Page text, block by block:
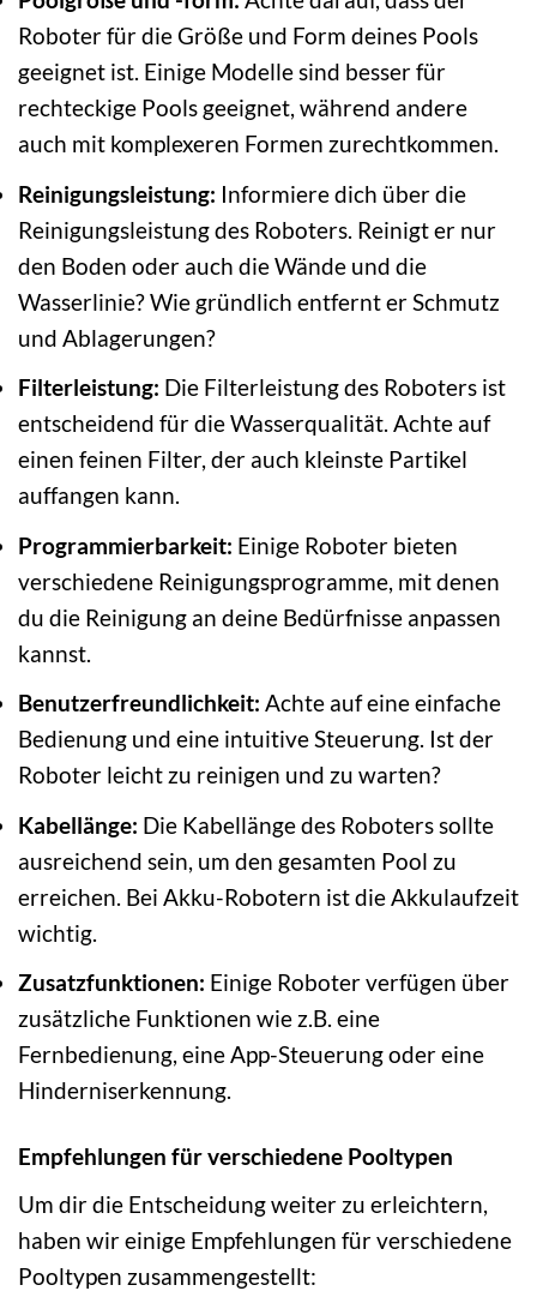
Roboter für die Größe und Form deines Pools
geeignet ist. Einige Modelle sind besser für
rechteckige Pools geeignet, während andere
auch mit komplexeren Formen zurechtkommen.
Reinigungsleistung: Informiere dich über die
Reinigungsleistung des Roboters. Reinigt er nur
den Boden oder auch die Wände und die
Wasserlinie? Wie gründlich entfernt er Schmutz
und Ablagerungen?
Filterleistung: Die Filterleistung des Roboters ist
entscheidend für die Wasserqualität. Achte auf
einen feinen Filter, der auch kleinste Partikel
auffangen kann.
Programmierbarkeit: Einige Roboter bieten
verschiedene Reinigungsprogramme, mit denen
du die Reinigung an deine Bedürfnisse anpassen
kannst.
Benutzerfreundlichkeit: Achte auf eine einfache
Bedienung und eine intuitive Steuerung. Ist der
Roboter leicht zu reinigen und zu warten?
Kabellänge: Die Kabellänge des Roboters sollte
ausreichend sein, um den gesamten Pool zu
erreichen. Bei Akku-Robotern ist die Akkulaufzeit
wichtig.
Zusatzfunktionen: Einige Roboter verfügen über
zusätzliche Funktionen wie z.B. eine
Fernbedienung, eine App-Steuerung oder eine
Hinderniserkennung.
Empfehlungen für verschiedene Pooltypen
Um dir die Entscheidung weiter zu erleichtern,
haben wir einige Empfehlungen für verschiedene
Pooltypen zusammengestellt: